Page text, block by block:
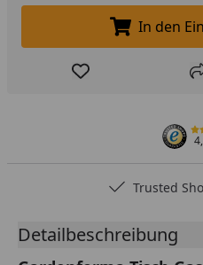
In den
Produkt zur
Trusted
Detailbeschreibung